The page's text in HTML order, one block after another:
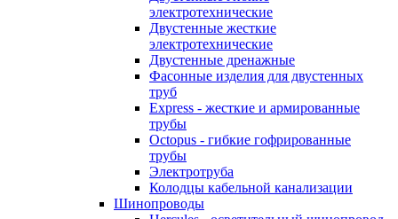
электротехнические
Двустенные жесткие
электротехнические
Двустенные дренажные
Фасонные изделия для двустенных
труб
Express - жесткие и армированные
трубы
Octopus - гибкие гофрированные
трубы
Электротруба
Колодцы кабельной канализации
Шинопроводы